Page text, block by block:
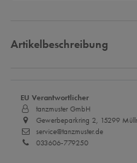
Artikelbeschreibung
EU Verantwortlicher
tanzmuster GmbH
Gewerbeparkring 2, 15299
service@tanzmuster.de
033606-779250